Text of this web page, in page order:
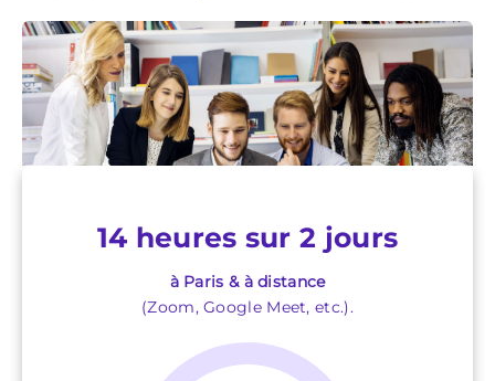
14 heures sur 2 jours
à Paris & à distance
(Zoom, Google Meet, etc.).